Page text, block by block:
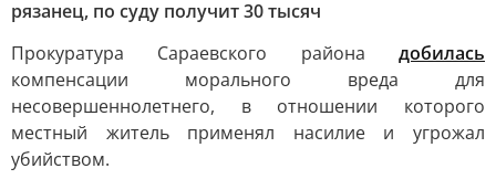
рязанец, по суду получит 30 тысяч
Прокуратура Сараевского района добилась
компенсации морального вреда для
несовершеннолетнего, в отношении которого
местный житель применял насилие и угрожал
убийством.